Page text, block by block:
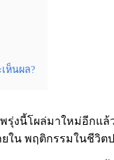
ห็นผล?
งนี้โผล่มาใหม่อีก
พฤติกรรมในชีวิต